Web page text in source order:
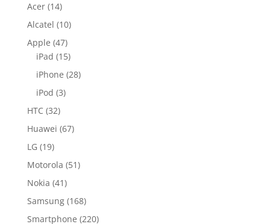
Acer (14)
Alcatel (10)
Apple (47)
iPad (15)
iPhone (28)
iPod (3)
HTC (32)
Huawei (67)
LG (19)
Motorola (51)
Nokia (41)
Samsung (168)
Smartphone (220)